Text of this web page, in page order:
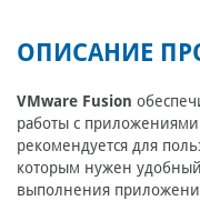
ОПИСАНИЕ
VMware Fusion
работы с
рекомендуется для
которым нужен
выполнения